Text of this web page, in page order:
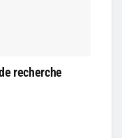
recherche